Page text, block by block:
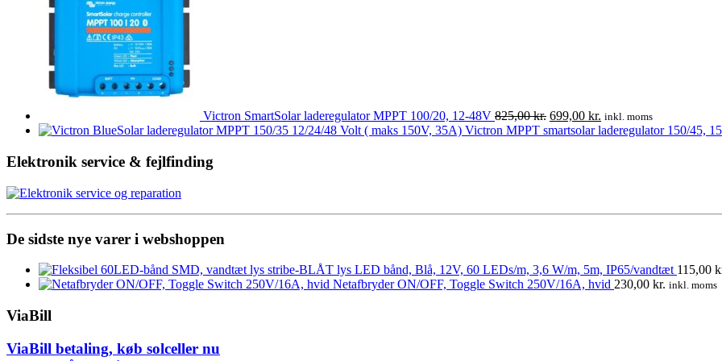
Victron SmartSolar laderegulator MPPT 100/20, 12-48V 825,00kr. 699,00 kr. inkl. moms
Victron MPPT smartsolar laderegulator 150/45,
Elektronik service & fejlfinding
De sidste nye varer i webshoppen
LED bånd, Blå, 12V, 60 LEDs/m, 3,6 W/m, 5m, IP65/vandtæt 115,00
Netafbryder ON/OFF, Toggle Switch 250V/16A, hvid 230,00 kr. inkl. moms
ViaBill
ViaBill betaling, køb solceller nu